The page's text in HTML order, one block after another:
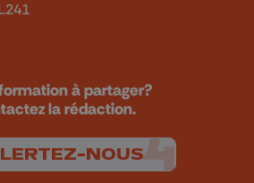
à partager?
la rédaction.
NOUS